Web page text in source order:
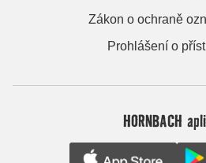
Zákon o ochraně
Prohlášení o
HORNBACH